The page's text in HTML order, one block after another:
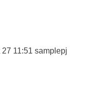
11:51 samplepj